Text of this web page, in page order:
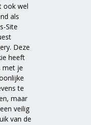
ook wel
als
Site
Deze
heeft
met je
te
maar
veilig
van de